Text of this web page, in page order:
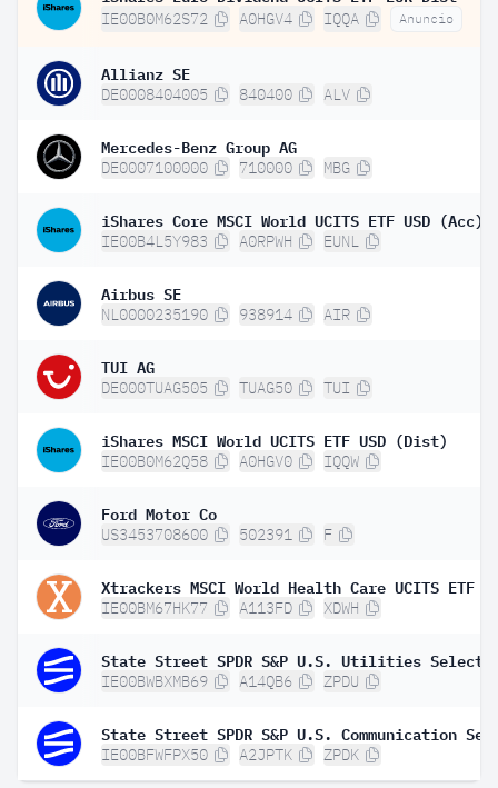
IE00B0M62S72 A0HGV4 IQQA Anuncio
Allianz SE
DE0008404005 840400 ALV
Mercedes-Benz Group AG
DE0007100000 710000 MBG
iShares Core MSCI World UCITS ETF USD (Acc)
IE00B4L5Y983 A0RPWH EUNL
Airbus SE
NL0000235190 938914 AIR
TUI AG
DE000TUAG505 TUAG50 TUI
iShares MSCI World UCITS ETF USD (Dist)
IE00B0M62Q58 A0HGV0 IQQW
Ford Motor Co
US3453708600 502391 F
Xtrackers MSCI World Health Care UCITS ETF
IE00BM67HK77 A113FD XDWH
IE00BWBXMB69 A14QB6 ZPDU
IE00BFWFPX50 A2JPTK ZPDK